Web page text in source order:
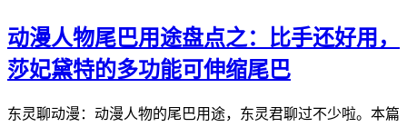
动漫人物尾巴用途盘点之：比手还好用，
莎妃黛特的多功能可伸缩尾巴
东灵聊动漫：动漫人物的尾巴用途，东灵君聊过不少啦。本篇